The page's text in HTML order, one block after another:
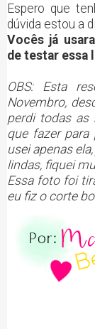
Espero que
dúvida estou a
Vocês já
de testar essa
OBS: Esta
Novembro,
perdi todas as
que fazer
usei apenas
lindas, fiquei
Essa foto foi
eu fiz o corte